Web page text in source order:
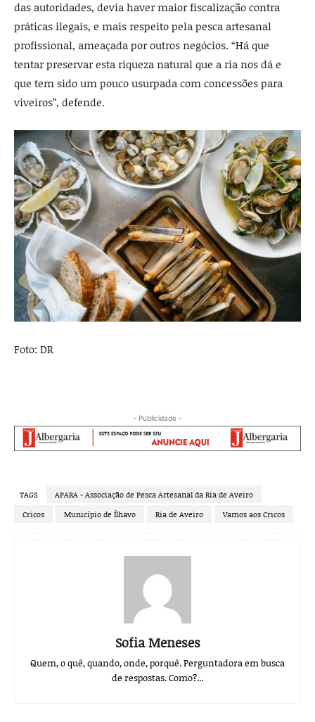
das autoridades, devia haver maior fiscalização contra
práticas ilegais, e mais respeito pela pesca artesanal
profissional, ameaçada por outros negócios. “Há que
tentar preservar esta riqueza natural que a ria nos dá e
que tem sido um pouco usurpada com concessões para
viveiros”, defende.
Foto: DR
- Publicidade -
TAGS
APARA - Associação de Pesca Artesanal da Ria de Aveiro
Cricos
Município de Ílhavo Ria de Aveiro Vamos aos Cricos
Sofia Meneses
Quem, o quê, quando, onde, porquê. Perguntadora em busca
de respostas. Como?...